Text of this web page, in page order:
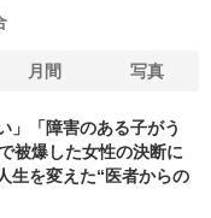
月間 写真
」「障害のある子がう
被爆した女性の決断に
生を変えた“医者からの